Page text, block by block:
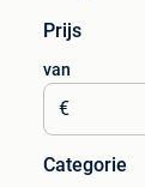
Prijs
van
€
Categorie